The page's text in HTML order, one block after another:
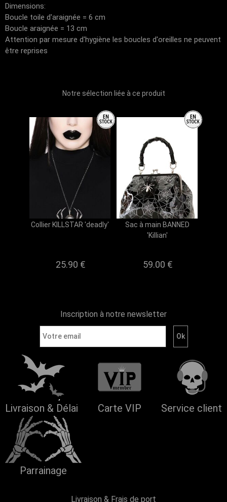
Dimensions:
Boucle toile d'araignée = 6 cm
Boucle araignée = 13 cm
Attention par mesure d'hygiène les boucles d'oreilles ne peuvent
être reprises
Notre sélection liée à ce produit
Collier KILLSTAR 'deadly'
25.90 €
Sac à main BANNED
'Killian'
59.00 €
Inscription à notre newsletter
Livraison & Délai Carte VIP Service client
Parrainage
Livraison & Frais de port